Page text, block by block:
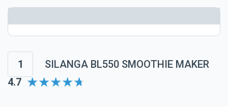
1
SILANGA BL550 SMOOTHIE MAKER
4.7